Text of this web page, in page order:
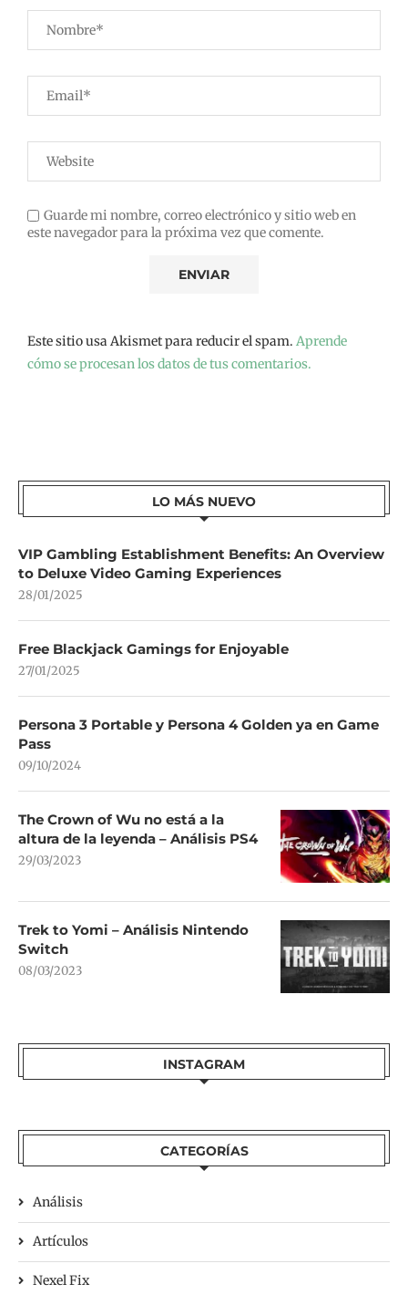
Guarde mi nombre, correo electrónico y sitio web en
este navegador para la próxima vez que comente.
Este sitio usa Akismet para reducir el spam. Aprende
cómo se procesan los datos de tus comentarios.
LO MÁS NUEVO
VIP Gambling Establishment Benefits: An Overview
to Deluxe Video Gaming Experiences
28/01/2025
Free Blackjack Gamings for Enjoyable
27/01/2025
Persona 3 Portable y Persona 4 Golden ya en Game
Pass
09/10/2024
The Crown of Wu no está a la
altura de la leyenda – Análisis PS4
29/03/2023
Trek to Yomi – Análisis Nintendo
Switch
08/03/2023
INSTAGRAM
CATEGORÍAS
Análisis
Artículos
Nexel Fix